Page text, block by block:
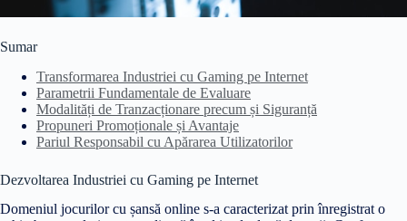
Sumar
Transformarea Industriei cu Gaming pe Internet
Parametrii Fundamentale de Evaluare
Modalități de Tranzacționare precum și Siguranță
Propuneri Promoționale și Avantaje
Pariul Responsabil cu Apărarea Utilizatorilor
Dezvoltarea Industriei cu Gaming pe Internet
Domeniul jocurilor cu șansă online s-a caracterizat prin înregistrat o